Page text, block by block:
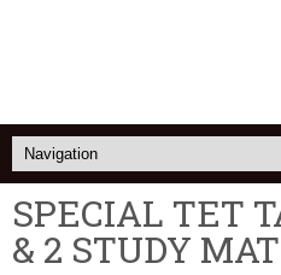
SPECIAL TET
& 2 STUDY